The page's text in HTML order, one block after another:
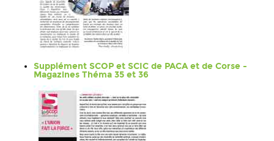
Supplément SCOP et SCIC de PACA et de Corse -
Magazines Théma 35 et 36